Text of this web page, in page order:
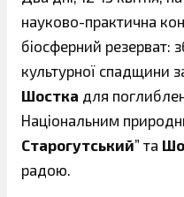
науково-практична
біосферний резерват:
культурної спадщини
Шостка для
Національним
Старогутський” та
радою.